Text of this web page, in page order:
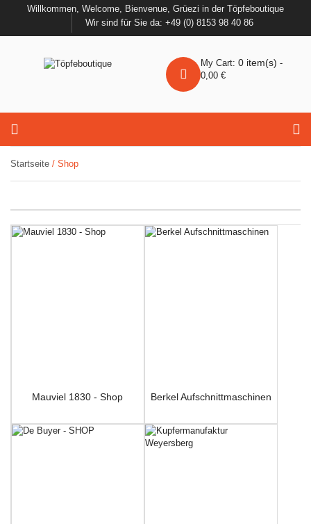
Willkommen, Welcome, Bienvenue, Grüezi in der Töpfeboutique
Wir sind für Sie da: +49 (0) 8153 98 40 86
My Cart: 0 item(s) -
0,00 €
Startseite / Shop
Mauviel 1830 - Shop Berkel Aufschnittmaschinen